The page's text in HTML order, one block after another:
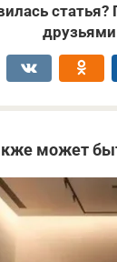
статья?
может